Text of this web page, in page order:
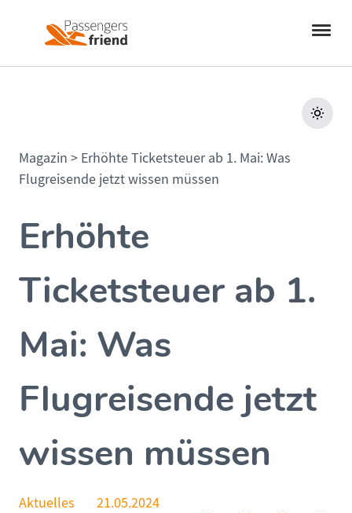
Magazin > Erhöhte Ticketsteuer ab 1. Mai: Was
Flugreisende jetzt wissen müssen
Erhöhte
Ticketsteuer ab 1.
Mai: Was
Flugreisende jetzt
wissen müssen
Aktuelles 21.05.2024